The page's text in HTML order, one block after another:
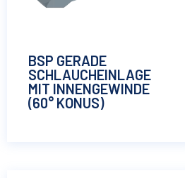
BSP GERADE
SCHLAUCHEINLAGE
MIT INNENGEWINDE
(60° KONUS)